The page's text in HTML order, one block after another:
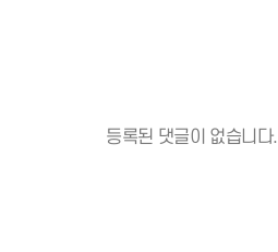
등록된 댓글이 없습니다.